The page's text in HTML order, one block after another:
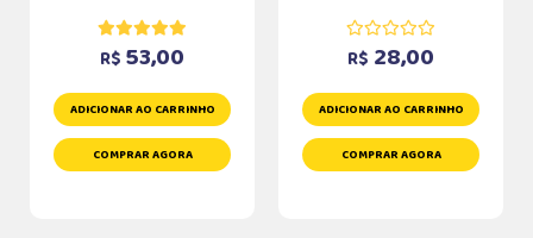
R$ 53,00
ADICIONAR AO CARRINHO
COMPRAR AGORA
R$ 28,00
ADICIONAR AO CARRINHO
COMPRAR AGORA